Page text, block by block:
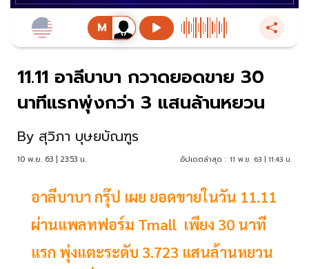
11.11 อาลีบาบา กวาดยอดขาย 30
นาทีแรกพุ่งกว่า 3 แสนล้านหยวน
By สุวิภา บุษยบัณฑูร
10 พ.ย. 63 | 23:53 น. อัปเดตล่าสุด : 11 พ.ย. 63 | 11:43 น.
อาลีบาบา กรุ๊ป เผย ยอดขายในวัน 11.11
ผ่านแพลทฟอร์ม Tmall เพียง 30 นาที
แรก พุ่งแตะระดับ 3.723 แสนล้านหยวน